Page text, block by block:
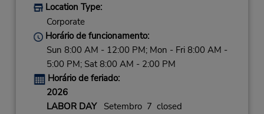
Location Type:
Corporate
Horário de funcionamento:
Sun 8:00 AM - 12:00 PM; Mon - Fri 8:00 AM -
5:00 PM; Sat 8:00 AM - 2:00 PM
Horário de feriado:
2026
LABOR DAYSetembro 7 closed